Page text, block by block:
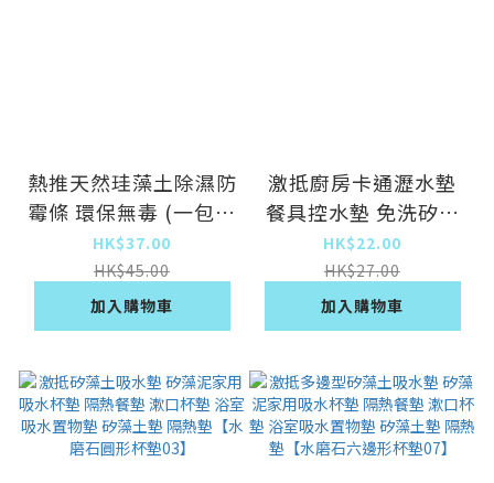
熱推天然珪藻土除濕防
霉條 環保無毒 (一包四
條裝)
HK$37.00
HK$45.00
加入購物車
激抵廚房卡通瀝水墊
餐具控水墊 免洗矽藻
泥吸水墊（小雪納瑞）
（26*21CM）
HK$22.00
HK$27.00
加入購物車